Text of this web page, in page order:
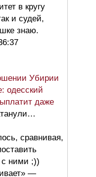
в кругу
и судей,
знаю.
Убирии
одесский
даже
сравнивая,
с ними ;))
—